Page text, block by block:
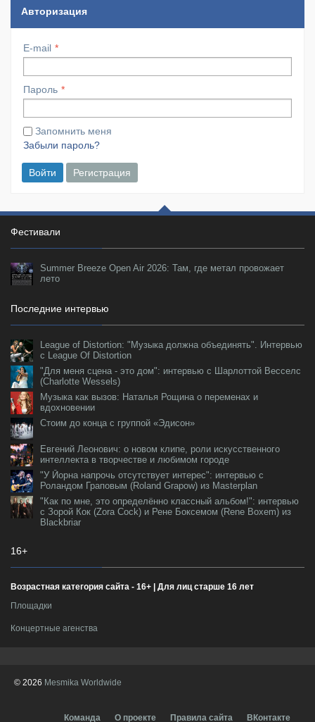
Авторизация
E-mail
Пароль
Запомнить меня
Забыли пароль?
Войти Регистрация
Фестивали
Summer Breeze Open Air 2026: Там, где метал провожает
лето
Последние интервью
League of Distortion: "Музыка должна объединять". Интервью
с League Of Distortion
"Для меня сцена - это дом": интервью с Шарлоттой Весселс
(Charlotte Wessels)
Музыка как вызов: Наталья Рощина о переменах и
вдохновении
Стоим до конца с группой «Эдисон»
Евгений Леонович: о новом клипе, роли искусственного
интеллекта в творчестве и любимом городе
"У Йорна напрочь отсутствует интерес": интервью с
Роландом Граповым (Roland Grapow) из Masterplan
"Как по мне, это определённо классный альбом!": интервью
с Зорой Кок (Zora Cock) и Рене Боксемом (Rene Boxem) из
Blackbriar
16+
Возрастная категория сайта - 16+ | Для лиц старше 16 лет
Площадки
Концертные агенства
© 2026 Mesmika Worldwide
Команда О проекте Правила сайта ВКонтакте